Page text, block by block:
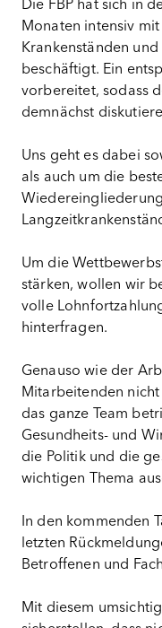
Die FBP hat sich in
Monaten intensiv
Krankenständen
beschäftigt. Ein
vorbereitet, sodass
demnächst
Uns geht es dabei
als auch um die
Um die
stärken,wollen wir
volle
hinterfragen.
Genauso wie der
Mitarbeitenden
das ganze Team
Gesundheits- und
die Politik und die
wichtigen Thema
In den kommenden
letzten
Betroffenen und
Mit diesem